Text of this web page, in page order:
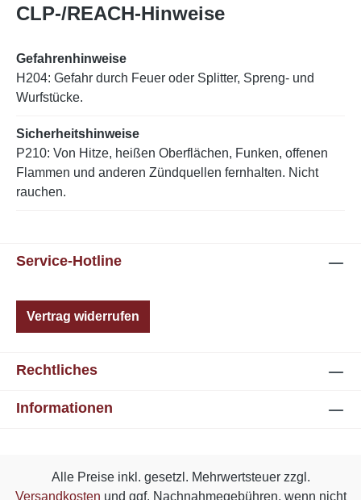
CLP-/REACH-Hinweise
Gefahrenhinweise
H204: Gefahr durch Feuer oder Splitter, Spreng- und
Wurfstücke.
Sicherheitshinweise
P210: Von Hitze, heißen Oberflächen, Funken, offenen
Flammen und anderen Zündquellen fernhalten. Nicht
rauchen.
Service-Hotline
Vertrag widerrufen
Rechtliches
Informationen
Alle Preise inkl. gesetzl. Mehrwertsteuer zzgl.
Versandkosten und ggf. Nachnahmegebühren, wenn nicht